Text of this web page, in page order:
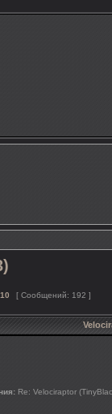
10 [ Сообщений: 192 ]
Re: Velociraptor